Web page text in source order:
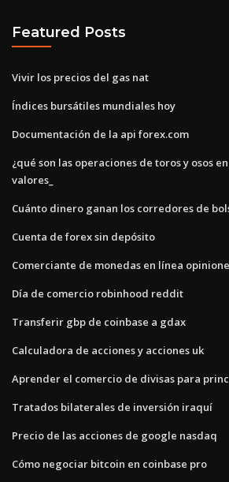
Featured Posts
Vivir los precios del gas nat
Índices bursátiles mundiales hoy
Documentación de la api forex.com
¿qué son las operaciones de toros y osos
valores_
Cuánto dinero ganan los corredores de
Cuenta de forex sin depósito
Comerciante de monedas en línea
Día de comercio robinhood reddit
Transferir gbp de coinbase a gdax
Calculadora de acciones y acciones uk
Aprender el comercio de divisas para
Tratados bilaterales de inversión iraquí
Precio de las acciones de google nasdaq
Cómo negociar bitcoin en coinbase pro